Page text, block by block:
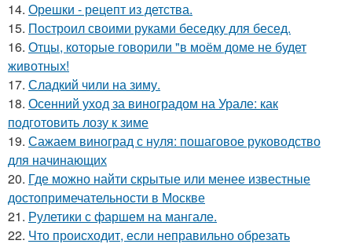
14. Орешки - рецепт из детства.
15. Построил своими руками беседку для бесед.
16. Отцы, которые говорили "в моём доме не будет
животных!
17. Сладкий чили на зиму.
18. Осенний уход за виноградом на Урале: как
подготовить лозу к зиме
19. Сажаем виноград с нуля: пошаговое руководство
для начинающих
20. Где можно найти скрытые или менее известные
достопримечательности в Москве
21. Рулетики с фаршем на мангале.
22. Что происходит, если неправильно обрезать